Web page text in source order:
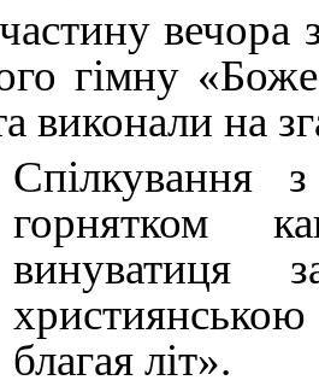
вечора
гімну
виконали на
Спілкування
горнятком
винуватиця
благая літ».